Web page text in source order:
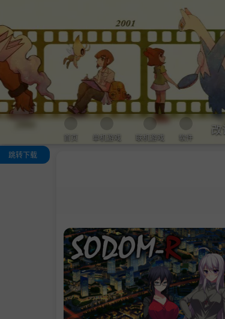
首页 单机游戏 联机游戏 软件
跳转下载